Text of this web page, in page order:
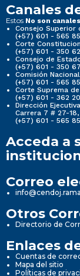
Canales
Estos No son
Consejo Superior
(+57) 601 - 565
Corte
(+57) 601 - 350
Consejo de
(+57) 601 - 350
Comisión
(+57) 601 - 565
Corte Suprema
(+57) 601 - 362
Dirección
Carrera 7 # 27-
(+57) 601 - 565
Acceda a
Correo
Otros
Directorio de
Enlaces
Cuentas de
Mapa del sitio
Políticas de